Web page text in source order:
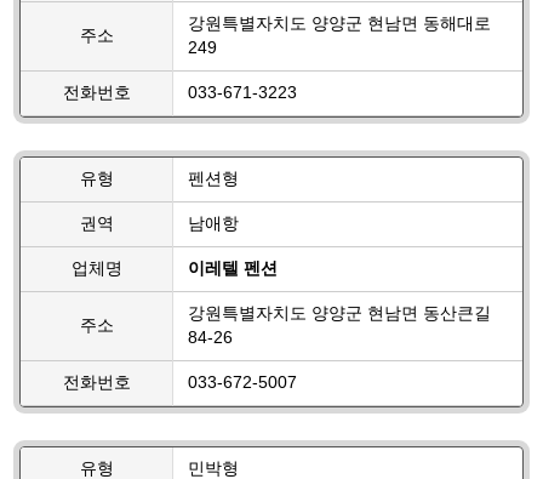
주소
강원특별자치도 양양군 현남면 동해대로
249
전화번호 033-671-3223
유형 펜션형
권역 남애항
업체명 이레텔 펜션
주소
강원특별자치도 양양군 현남면 동산큰길
84-26
전화번호 033-672-5007
유형 민박형